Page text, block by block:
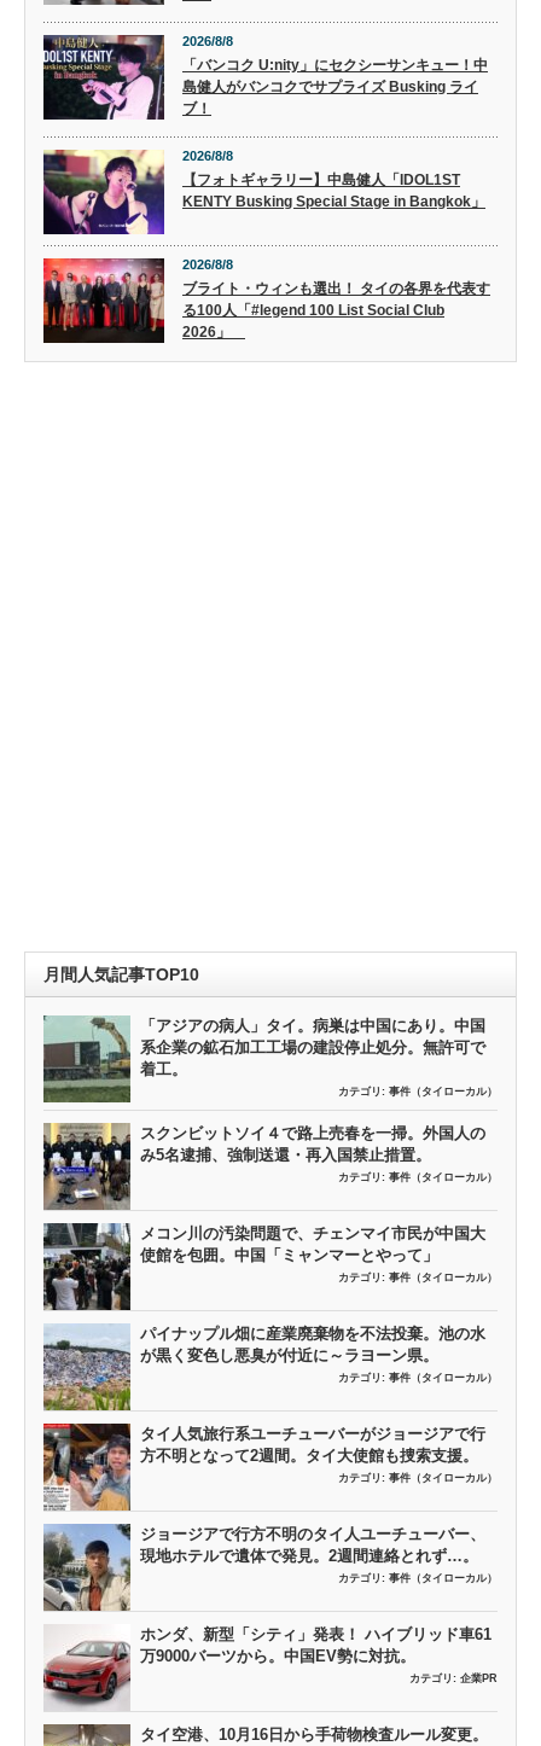
2026/8/8
「バンコク U:nity」にセクシーサンキュー！中
島健人がバンコクでサプライズ Busking ライ
ブ！
2026/8/8
【フォトギャラリー】中島健人「IDOL1ST
KENTY Busking Special Stage in Bangkok」
2026/8/8
ブライト・ウィンも選出！ タイの各界を代表す
る100人「#legend 100 List Social Club
2026」
月間人気記事TOP10
「アジアの病人」タイ。病巣は中国にあり。中国
系企業の鉱石加工工場の建設停止処分。無許可で
着工。
カテゴリ: 事件（タイローカル）
スクンビットソイ４で路上売春を一掃。外国人の
み5名逮捕、強制送還・再入国禁止措置。
カテゴリ: 事件（タイローカル）
メコン川の汚染問題で、チェンマイ市民が中国大
使館を包囲。中国「ミャンマーとやって」
カテゴリ: 事件（タイローカル）
パイナップル畑に産業廃棄物を不法投棄。池の水
が黒く変色し悪臭が付近に～ラヨーン県。
カテゴリ: 事件（タイローカル）
タイ人気旅行系ユーチューバーがジョージアで行
方不明となって2週間。タイ大使館も捜索支援。
カテゴリ: 事件（タイローカル）
ジョージアで行方不明のタイ人ユーチューバー、
現地ホテルで遺体で発見。2週間連絡とれず…。
カテゴリ: 事件（タイローカル）
ホンダ、新型「シティ」発表！ ハイブリッド車61
万9000バーツから。中国EV勢に対抗。
カテゴリ: 企業PR
タイ空港、10月16日から手荷物検査ルール変更。